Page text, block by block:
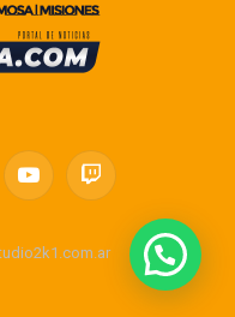
YouTubeTwitch